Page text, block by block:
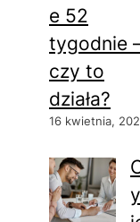
e 52
tygodnie
czy to
działa?
16 kwietnia,